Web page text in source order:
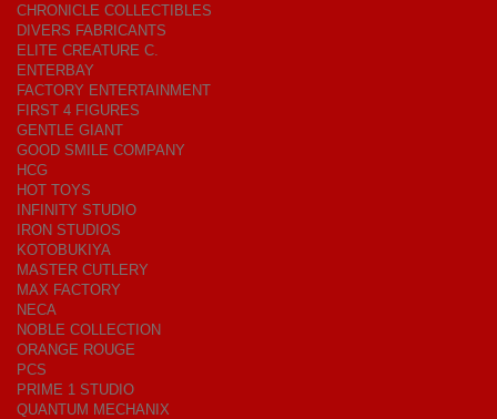
CHRONICLE COLLECTIBLES
DIVERS FABRICANTS
ELITE CREATURE C.
ENTERBAY
FACTORY ENTERTAINMENT
FIRST 4 FIGURES
GENTLE GIANT
GOOD SMILE COMPANY
HCG
HOT TOYS
INFINITY STUDIO
IRON STUDIOS
KOTOBUKIYA
MASTER CUTLERY
MAX FACTORY
NECA
NOBLE COLLECTION
ORANGE ROUGE
PCS
PRIME 1 STUDIO
QUANTUM MECHANIX